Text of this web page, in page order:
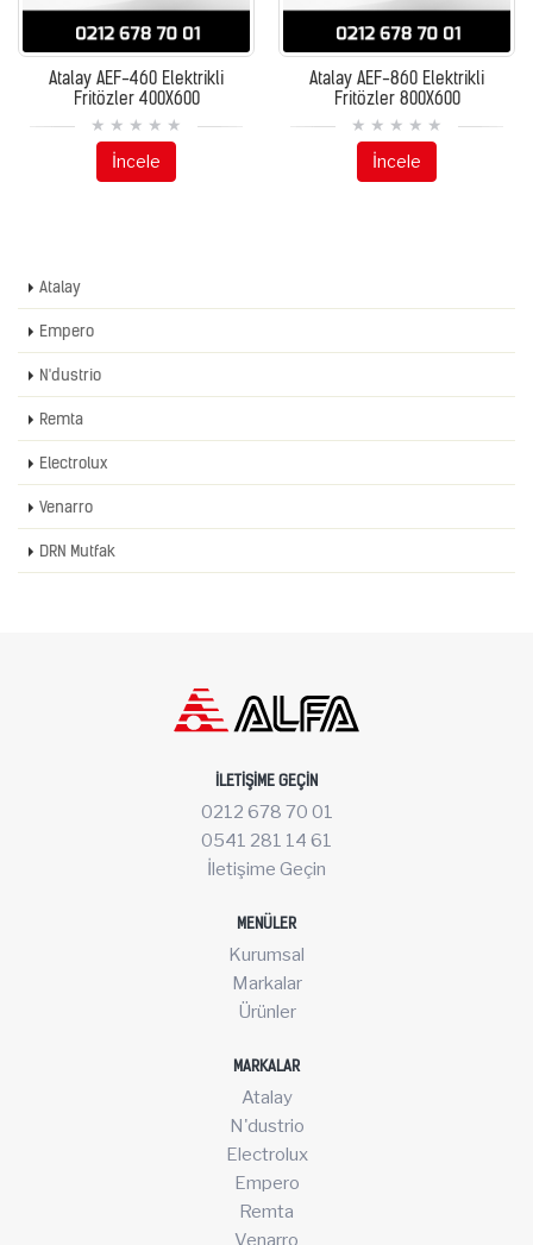
Atalay AEF-460 Elektrikli
Fritözler 400X600
İncele
Atalay AEF-860 Elektrikli
Fritözler 800X600
İncele
Atalay
Empero
N'dustrio
Remta
Electrolux
Venarro
DRN Mutfak
İLETIŞIME GEÇIN
0212 678 70 01
0541 281 14 61
İletişime Geçin
MENÜLER
Kurumsal
Markalar
Ürünler
MARKALAR
Atalay
N'dustrio
Electrolux
Empero
Remta
Venarro